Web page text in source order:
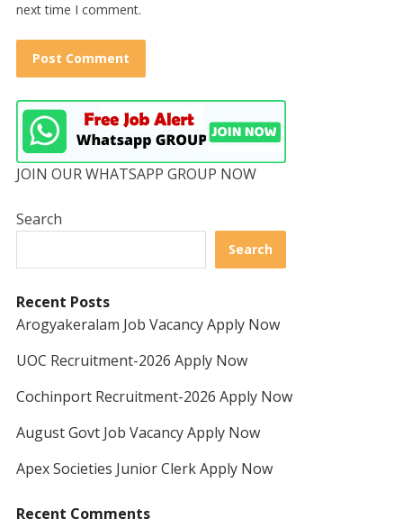
next time I comment.
JOIN OUR WHATSAPP GROUP NOW
Search
Search
Recent Posts
Arogyakeralam Job Vacancy Apply Now
UOC Recruitment-2026 Apply Now
Cochinport Recruitment-2026 Apply Now
August Govt Job Vacancy Apply Now
Apex Societies Junior Clerk Apply Now
Recent Comments